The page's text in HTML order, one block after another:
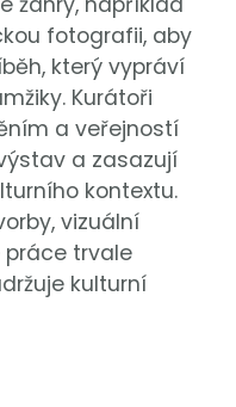
fotografii, aby
který vypráví
Kurátoři
a veřejností
a zasazují
kontextu.
vizuální
trvale
kulturní